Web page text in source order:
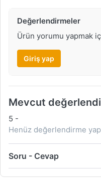
Değerlendirmeler
Ürün yorumu yapmak
Giriş yap
Mevcut
5 -
Henüz değerlendirme
Soru - Cevap